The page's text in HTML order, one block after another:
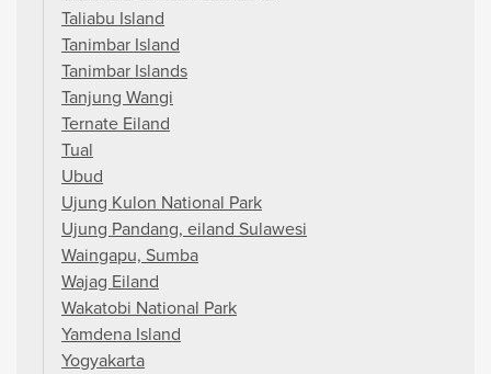
Taliabu Island
Tanimbar Island
Tanimbar Islands
Tanjung Wangi
Ternate Eiland
Tual
Ubud
Ujung Kulon National Park
Ujung Pandang, eiland Sulawesi
Waingapu, Sumba
Wajag Eiland
Wakatobi National Park
Yamdena Island
Yogyakarta